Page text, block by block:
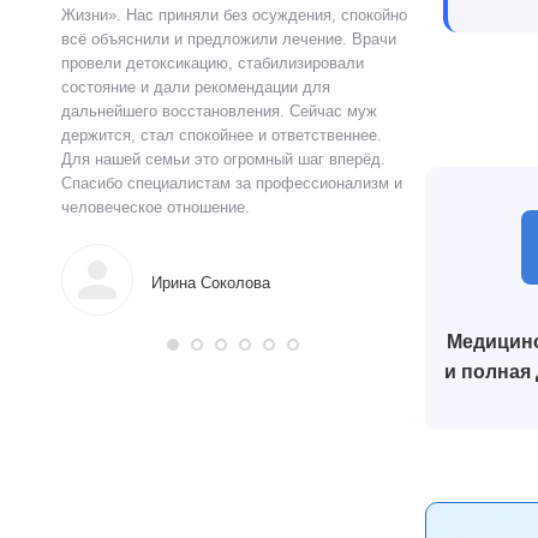
Жизни». Нас приняли без осуждения, спокойно
всё объяснили и предложили лечение. Врачи
провели детоксикацию, стабилизировали
состояние и дали рекомендации для
дальнейшего восстановления. Сейчас муж
держится, стал спокойнее и ответственнее.
Для нашей семьи это огромный шаг вперёд.
Спасибо специалистам за профессионализм и
человеческое отношение.
Ирина Соколова
чувства быстро
прошло
и полная